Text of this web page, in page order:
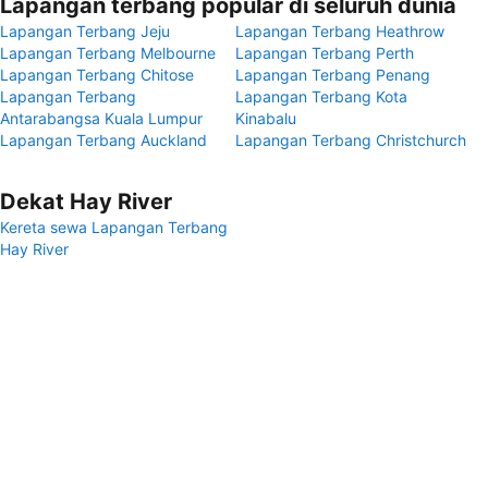
Lapangan terbang popular di seluruh dunia
Lapangan Terbang Jeju
Lapangan Terbang Heathrow
Lapangan Terbang Melbourne
Lapangan Terbang Perth
Lapangan Terbang Chitose
Lapangan Terbang Penang
Lapangan Terbang
Antarabangsa Kuala Lumpur
Lapangan Terbang Kota
Kinabalu
Lapangan Terbang Auckland
Lapangan Terbang Christchurch
Dekat Hay River
Kereta sewa Lapangan Terbang
Hay River